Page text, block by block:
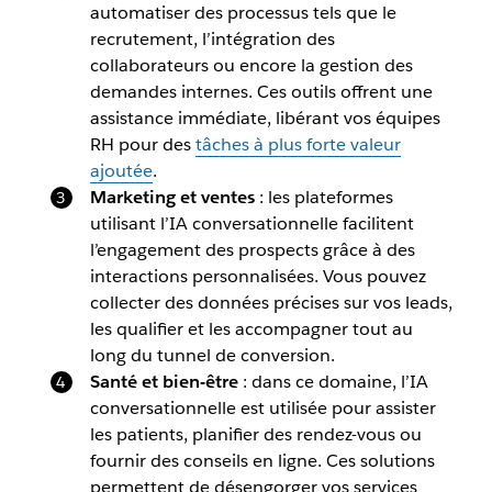
automatiser des processus tels que le
recrutement, l’intégration des
collaborateurs ou encore la gestion des
demandes internes. Ces outils offrent une
assistance immédiate, libérant vos équipes
RH pour destâches à plus forte valeur
ajoutée.
Marketing et ventes: les plateformes
utilisant l’IA conversationnelle facilitent
l’engagement des prospects grâce à des
interactions personnalisées. Vous pouvez
collecter des données précises sur vos leads,
les qualifier et les accompagner tout au
long du tunnel de conversion.
Santé et bien-être: dans ce domaine, l’IA
conversationnelle est utilisée pour assister
les patients, planifier des rendez-vous ou
fournir des conseils en ligne. Ces solutions
permettent de désengorger vos services